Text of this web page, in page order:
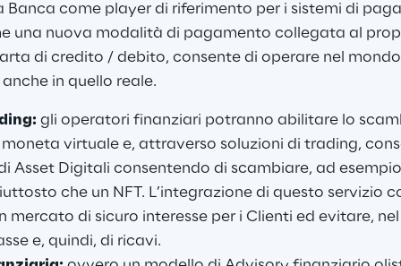
Banca come player di riferimento per i sistemi di
una nuova modalità di pagamento collegata al
di credito / debito, consente di operare nel
in quello reale.
gli operatori finanziari potranno abilitare lo
virtuale e, attraverso soluzioni di trading,
Asset Digitali consentendo di scambiare, ad
che un NFT. L’integrazione di questo servizio
mercato di sicuro interesse per i Clienti ed evitare,
e, quindi, di ricavi.